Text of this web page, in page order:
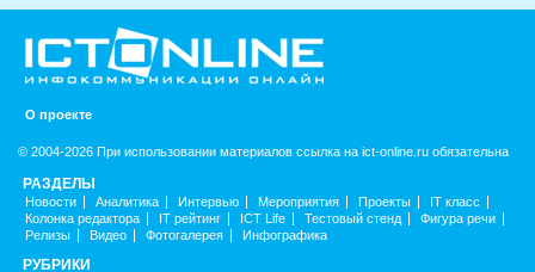
О проекте
© 2004-2026 При использовании материалов ссылка на ict-online.ru обязательна
РАЗДЕЛЫ
Новости Аналитика Интервью Мероприятия Проекты
IT класс
Колонка редактора
IT рейтинг ICT Life Тестовый стенд
Фигура речи
Релизы
Видео Фотогалерея Инфографика
РУБРИКИ